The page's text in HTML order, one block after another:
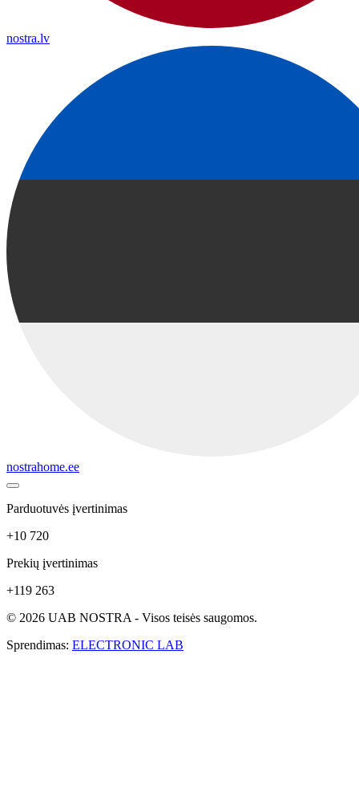
nostra.lv
nostrahome.ee
Parduotuvės įvertinimas
+10 720
Prekių įvertinimas
+119 263
© 2026 UAB NOSTRA - Visos teisės saugomos.
Sprendimas: ELECTRONIC LAB